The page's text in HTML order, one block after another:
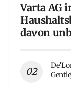
Varta AG
davon